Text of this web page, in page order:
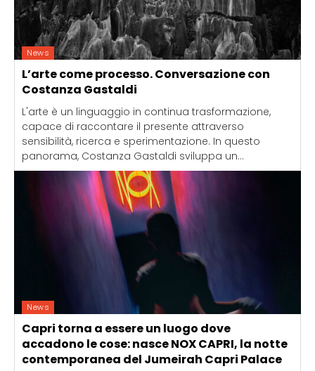
News
L’arte come processo. Conversazione con
Costanza Gastaldi
L'arte è un linguaggio in continua trasformazione,
capace di raccontare il presente attraverso
sensibilità, ricerca e sperimentazione. In questo
panorama, Costanza Gastaldi sviluppa un...
News
Capri torna a essere un luogo dove
accadono le cose: nasce NOX CAPRI, la notte
contemporanea del Jumeirah Capri Palace